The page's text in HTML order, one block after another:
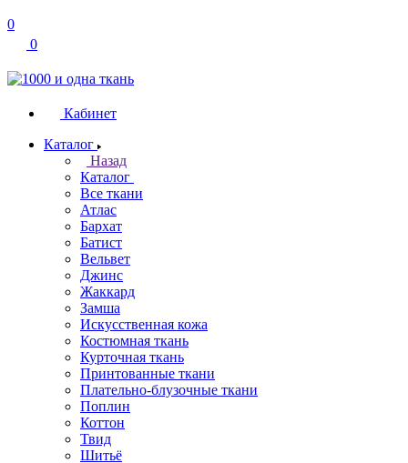
0
0
Кабинет
Каталог
Назад
Каталог
Все ткани
Атлас
Бархат
Батист
Вельвет
Джинс
Жаккард
Замша
Искусственная кожа
Костюмная ткань
Курточная ткань
Принтованные ткани
Плательно-блузочные ткани
Поплин
Коттон
Твид
Шитьё